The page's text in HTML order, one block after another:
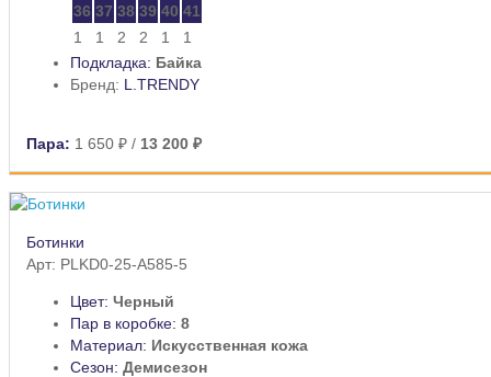
36 37 38 39 40 41
1
1 2 2 1
1
Подкладка: Байка
Бренд: L.TRENDY
Пара: 1 650 ₽ / 13 200 ₽
Ботинки
Арт: PLKD0-25-A585-5
Цвет: Черный
Пар в коробке: 8
Материал: Искусственная кожа
Сезон: Демисезон